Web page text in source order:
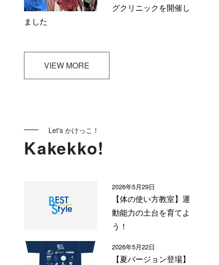
グクリニックを開催し
ました
VIEW MORE
Let's かけっこ！
Kakekko!
2026年5月29日
【体の使い方教室】運
動能力の土台を育てよ
う！
2026年5月22日
【夏バージョン登場】